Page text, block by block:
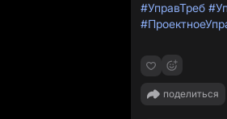
#УправТреб
поделиться